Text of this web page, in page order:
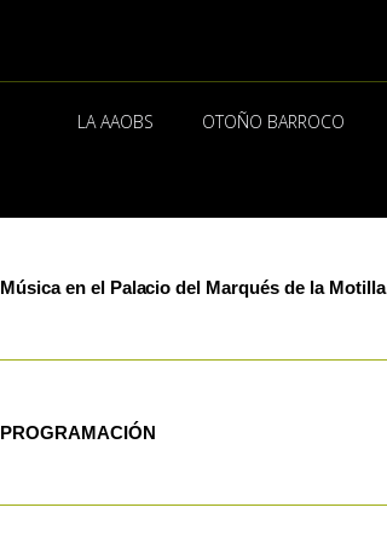
contenido
LA AAOBS OTOÑO BARROCO
Música en el Palacio del Marqués de la Motilla
PROGRAMACIÓN